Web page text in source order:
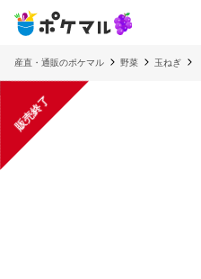
産直・通販のポケマル 野菜 玉ねぎ
販売終了